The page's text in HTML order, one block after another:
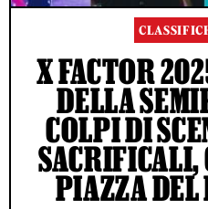
X FACTOR
DELLA
COLPI DI
SACRIFICALI,
PIAZZA